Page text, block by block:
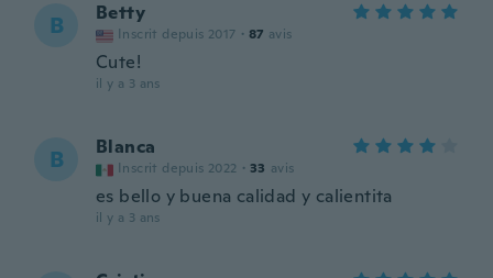
B Betty
Inscrit depuis 2017 · 87 avis
Cute!
il y a 3 ans
B Blanca
Inscrit depuis 2022 · 33 avis
es bello y buena calidad y calientita
il y a 3 ans